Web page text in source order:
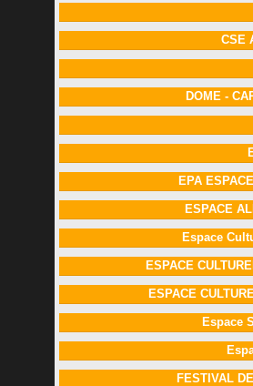
CSE
DOME -
EPA
ESPACE
Espace
ESPACE
ESPACE
Espace
FESTIVAL